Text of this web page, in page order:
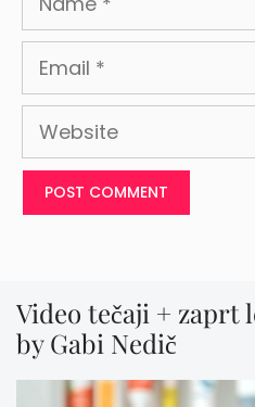
Email
Website
Video tečaji + zaprt
by Gabi Nedič